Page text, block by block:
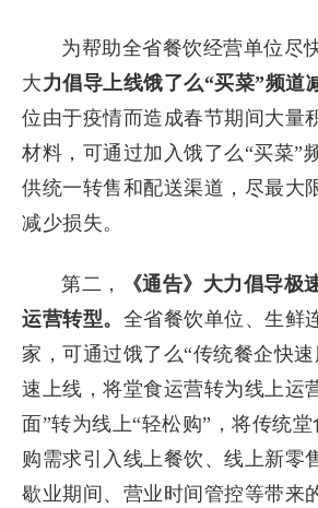
为帮助全省餐饮经营单位尽
大力倡导上线饿了么“买菜”频道
位由于疫情而造成春节期间大量
材料，可通过加入饿了么“买菜”
供统一转售和配送渠道，尽最大
减少损失。
第二，
《通告》大力倡导极
运营转型。 全省餐饮单位、生鲜
家，可通过饿了么“传统餐企快
速上线，将堂食运营转为线上运
面”转为线上“轻松购”，将传统
购需求引入线上餐饮、线上新零
歇业期间、营业时间管控等带来